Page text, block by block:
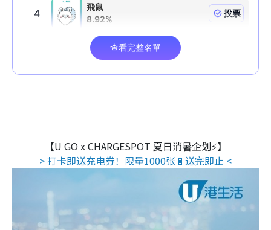
【U GO x CHARGESPOT 夏日消暑企划⚡】
> 打卡即送充电券！限量1000张🔋送完即止 <